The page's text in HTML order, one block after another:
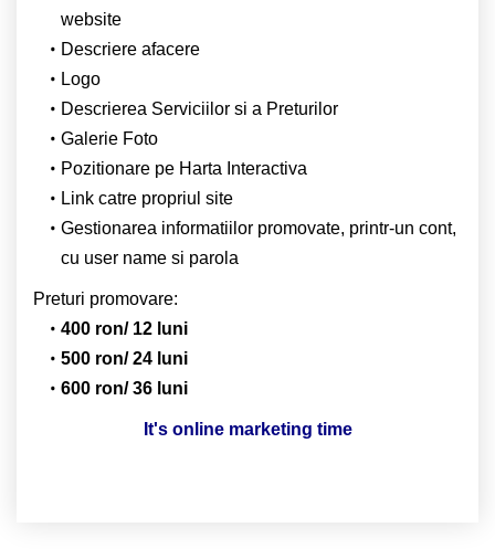
website
Descriere afacere
Logo
Descrierea Serviciilor si a Preturilor
Galerie Foto
Pozitionare pe Harta Interactiva
Link catre propriul site
Gestionarea informatiilor promovate, printr-un cont,
cu user name si parola
Preturi promovare:
400 ron/ 12 luni
500 ron/ 24 luni
600 ron/ 36 luni
It's online marketing time